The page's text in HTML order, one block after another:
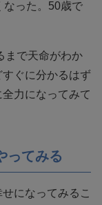
なった。50歳で
まで天命がわか
ぐに分かるはず
力になってみて
ってみる
になってみるこ